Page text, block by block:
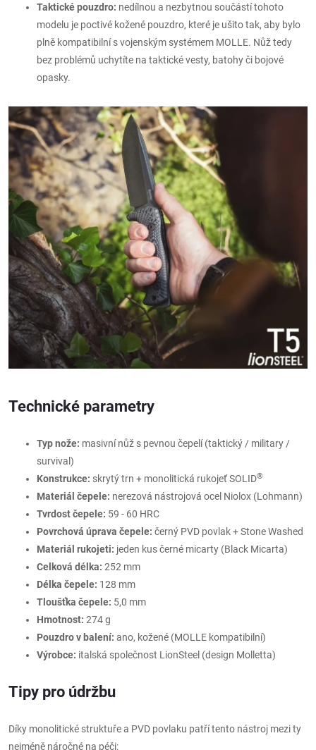
Taktické pouzdro: nedílnou a nezbytnou součástí tohoto
modelu je poctivé kožené pouzdro, které je ušito tak, aby bylo
plně kompatibilní s vojenským systémem MOLLE. Nůž tedy
bez problémů uchytíte na taktické vesty, batohy či bojové
opasky.
Technické parametry
Typ nože: masivní nůž s pevnou čepelí (taktický / military /
survival)
Konstrukce: skrytý trn + monolitická rukojeť SOLID®
Materiál čepele: nerezová nástrojová ocel Niolox (Lohmann)
Tvrdost čepele: 59 - 60 HRC
Povrchová úprava čepele: černý PVD povlak + Stone Washed
Materiál rukojeti: jeden kus černé micarty (Black Micarta)
Celková délka: 252 mm
Délka čepele: 128 mm
Tloušťka čepele: 5,0 mm
Hmotnost: 274 g
Pouzdro v balení: ano, kožené (MOLLE kompatibilní)
Výrobce: italská společnost LionSteel (design Molletta)
Tipy pro údržbu
Díky monolitické struktuře a PVD povlaku patří tento nástroj mezi ty
nejméně náročné na péči: